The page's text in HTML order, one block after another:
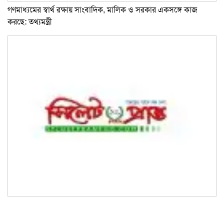
গণমাধ্যমের স্বার্থ রক্ষায় সাংবাদিক, মালিক ও সরকার একসঙ্গে কাজ
করছে: তথ্যমন্ত্রী